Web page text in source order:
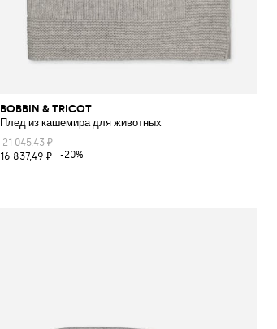
BOBBIN & TRICOT
Плед из кашемира для животных
21 045,43 ₽
16 837,49 ₽
-20%